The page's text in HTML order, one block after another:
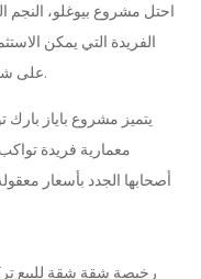
احتل مشروع بيوغلو، النجم
الفريدة التي يمكن
على شكل 3 + 1 و2 + 1 و1 + 1 أيضًا خيارات الدوبلكس.
يتميز مشروع باياز بارك
معمارية فريدة تواكب
أصحابها الجدد بأسعار